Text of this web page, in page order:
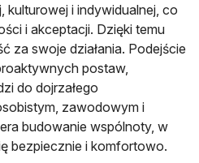
kulturowej i indywidualnej, co
i akceptacji. Dzięki temu
za swoje działania. Podejście
postaw,
do dojrzałego
zawodowym i
budowanie wspólnoty, w
bezpiecznie i komfortowo.